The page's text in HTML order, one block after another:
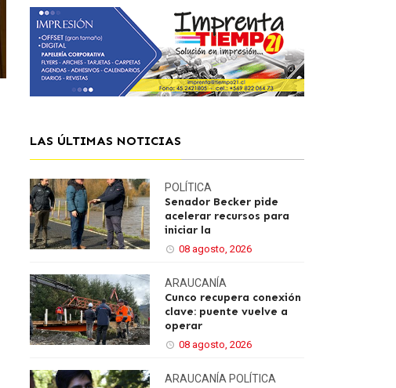
LAS ÚLTIMAS NOTICIAS
POLÍTICA
Senador Becker pide
acelerar recursos para
iniciar la
08 agosto, 2026
ARAUCANÍA
Cunco recupera conexión
clave: puente vuelve a
operar
08 agosto, 2026
ARAUCANÍA POLÍTICA